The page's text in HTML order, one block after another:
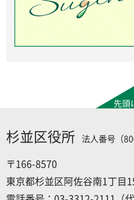
先頭
杉並区役所 法人番号（
〒166-8570
東京都杉並区阿佐谷南1丁目